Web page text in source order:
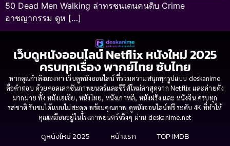
50 Dead Men Walking ล่าทรชนเดนคนดิบ Crime
อาชญากรรม ดูห […]
เว็บดูหนังออนไลน์ Netflix หนังใหม่ 2025
ครบทุกเรื่อง พากย์ไทย ซับไทย
หากคุณกำลังมองหา เว็บดูหนังออนไลน์ ที่รวมความสนุกทุกรูปแบบ deskanime
คือคำตอบ ด้วยคอลเลกชันภาพยนตร์และซีรีส์ใหม่ล่าสุดจาก Netflix และค่ายดัง
มากมาย ทั้ง หนังเอเชีย, หนังไทย, หนังเกาหลี, หนังฝรั่ง และ หนังจีน ครบทุก
รสชาติ รับชมได้แบบไม่สะดุด พร้อมคุณภาพ ดูหนังออนไลน์ฟรี ระดับ 4K ที่ทำให้
คุณเหมือนอยู่ในโรงภาพยนตร์จริงๆ ผ่าน deskanime.net
ดูหนังใหม่ 2025 หน้าแรก
TOP IMDB